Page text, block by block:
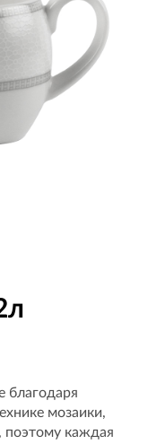
благодаря
мозаики,
поэтому каждая